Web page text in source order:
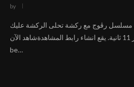
by
لكم الحلقة 18 من مسلسل رڨوج مع ركشة تحلى الركشة عليك
انتظار 11 ثانية. يقع انشاء رابط المشاهدةشاهد الآنJavaScript needs to
be…